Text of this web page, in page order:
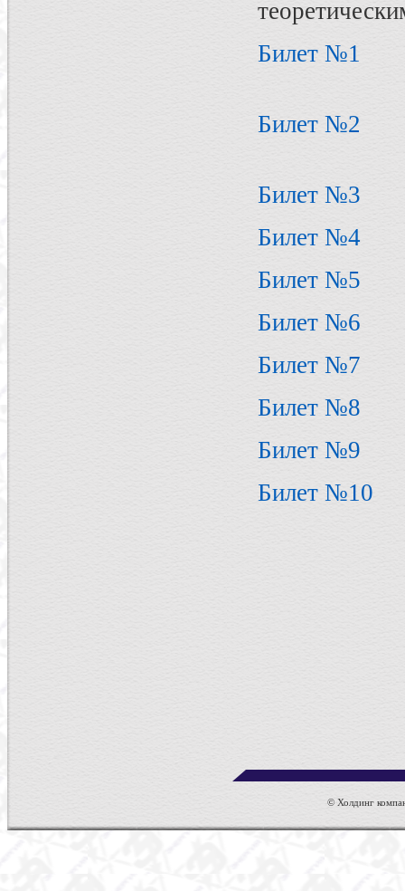
Билет №1
Билет №2
Билет №3
Билет №4
Билет №5
Билет №6
Билет №7
Билет №8
Билет №9
Билет №10
© Холдинг